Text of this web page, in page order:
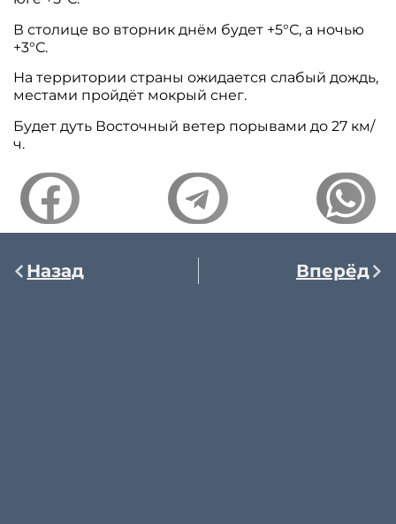
В столице во вторник днём будет +5°С, а ночью
+3°С.
На территории страны ожидается слабый дождь,
местами пройдёт мокрый снег.
Будет дуть Восточный ветер порывами до 27 км/
ч.
Назад Вперёд